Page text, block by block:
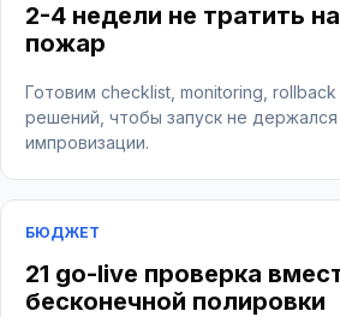
2-4 недели не тратить
пожар
Готовим checklist, monitoring,
решений, чтобы запуск не держался
импровизации.
БЮДЖЕТ
21 go-live проверка
бесконечной полировки